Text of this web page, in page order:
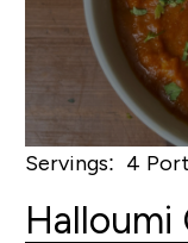
Servings: 4
Halloumi